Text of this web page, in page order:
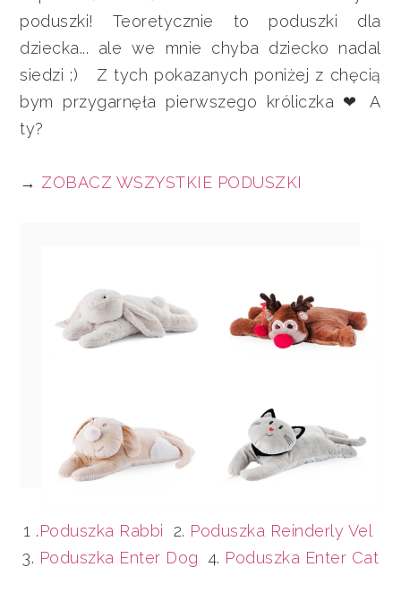
poduszki! Teoretycznie to poduszki dla
dziecka... ale we mnie chyba dziecko nadal
siedzi ;) Z tych pokazanych poniżej z chęcią
bym przygarnęła pierwszego króliczka ❤ A
ty?
→ ZOBACZ WSZYSTKIE PODUSZKI
1 .Poduszka Rabbi 2. Poduszka Reinderly Vel
3. Poduszka Enter Dog 4. Poduszka Enter Cat